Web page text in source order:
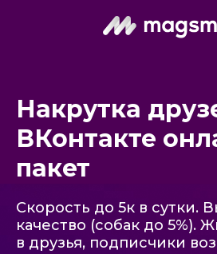
Накрутка
ВКонтакте
пакет
Скорость до 5к в сутки.
качество (собак до 5%).
в друзья, подписчики